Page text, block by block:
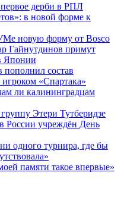
дерби в РПЛ
в новой форме к
новую форму от Bosco
Гайнутдинов примут
Японии
состав
«Спартака»
ли калининградцам
Этери Тутберидзе
России учреждён День
одного турнира, где бы
памяти такое впервые»